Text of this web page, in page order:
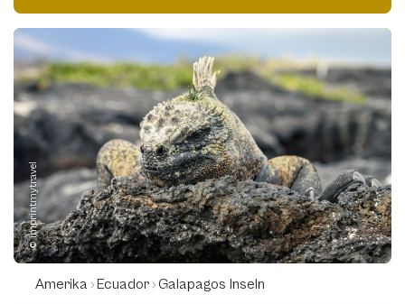
© imprintmytravel
Amerika Ecuador Galapagos Inseln